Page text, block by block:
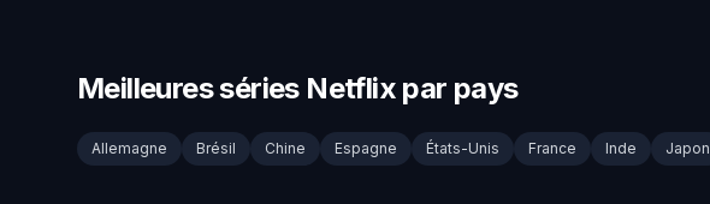
Meilleures séries Netflix par pays
Allemagne Brésil Chine Espagne États-Unis France Inde Japon